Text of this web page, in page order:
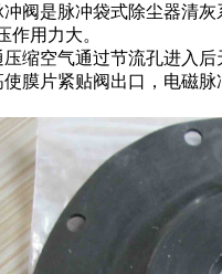
是脉冲袋式除尘器清灰
用力大。
空气通过节流孔进入后
膜片紧贴阀出口，电磁脉